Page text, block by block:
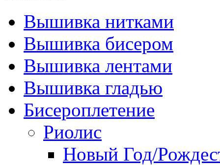
Вышивка нитками
Вышивка бисером
Вышивка лентами
Вышивка гладью
Бисероплетение
Риолис
Новый Год/